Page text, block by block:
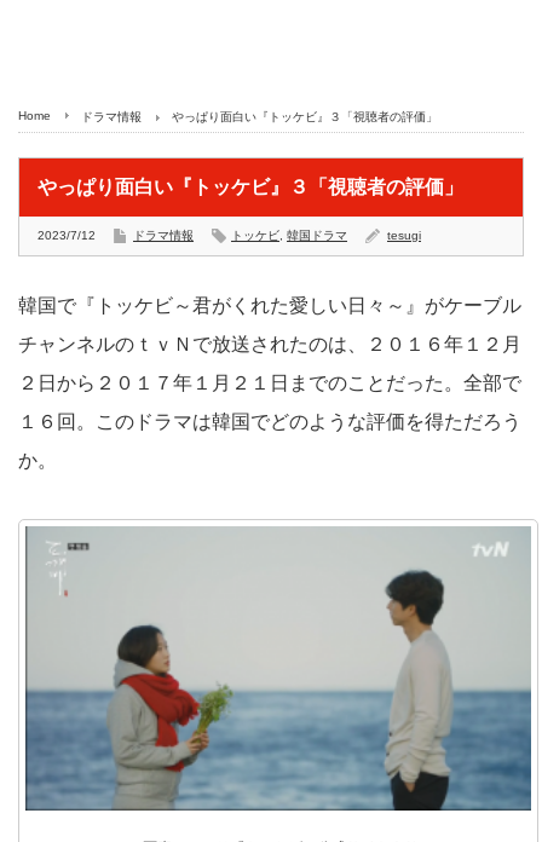
Home ドラマ情報 やっぱり面白い『トッケビ』３「視聴者の評価」
やっぱり面白い『トッケビ』３「視聴者の評価」
2023/7/12 ドラマ情報 トッケビ 韓国ドラマ tesugi
韓国で『トッケビ～君がくれた愛しい日々～』がケーブル
チャンネルのｔｖＮで放送されたのは、２０１６年１２月
２日から２０１７年１月２１日までのことだった。全部で
１６回。このドラマは韓国でどのような評価を得ただろう
か。